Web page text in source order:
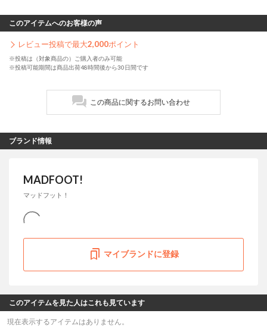
このアイテムへのお客様の声
レビュー投稿で最大2,000ポイント
※投稿は（対象商品の）ご購入者のみ可能
※投稿可能期間は商品出荷48時間後から30日間です
この商品に関するお問い合わせ
ブランド情報
MADFOOT!
マッドフット！
マイブランドに登録
このアイテムを見た人はこれも見ています
現在表示するアイテムはありません。